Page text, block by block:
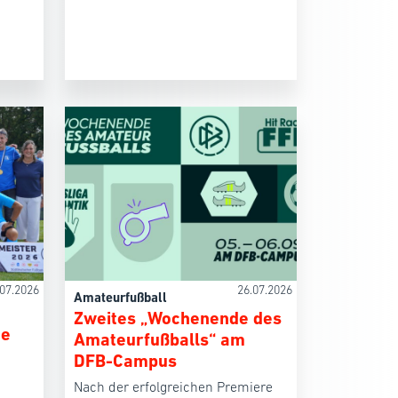
26.07.2026
Amateurfußball
Zweites „Wochenende des
Amateurfußballs“ am
DFB-Campus
Nach der erfolgreichen Premiere